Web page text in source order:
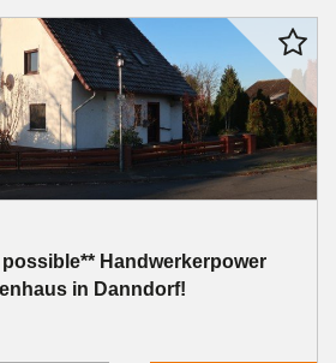
Handwerkerpower
in Danndorf!